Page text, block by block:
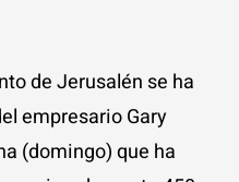
de Jerusalén se ha
empresario Gary
(domingo) que ha